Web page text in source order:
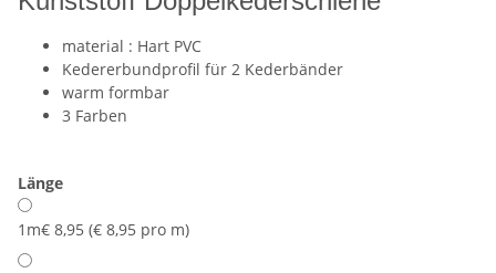
material : Hart PVC
Kedererbundprofil für 2 Kederbänder
warm formbar
3 Farben
Länge
1m€ 8,95 (€ 8,95 pro m)